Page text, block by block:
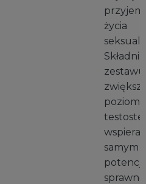
życia
zestawu
poziom
samym